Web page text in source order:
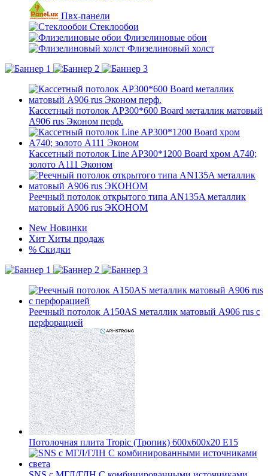
Пвх-панели
Стеклообои
Флизелиновые обои
Флизелиновый холст
Кассетный потолок AP300*600 Board металлик матовый
А906 rus Эконом перф.
Кассетный потолок Line AP300*1200 Board хром А740;
золото А111 Эконом
Реечный потолок открытого типа AN135A металлик
матовый А906 rus ЭКОНОМ
New Новинки
Хит Хиты продаж
% Скидки
Реечный потолок A150AS металлик матовый А906 rus с
перфорацией
Потолочная плита Tropic (Тропик) 600x600x20 E15